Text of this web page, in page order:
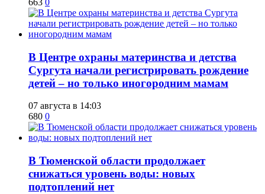
​В Центре охраны материнства и детства
Сургута начали регистрировать рождение
детей – но только иногородним мамам
07 августа в 14:03
680 0
​В Тюменской области продолжает
снижаться уровень воды: новых
подтоплений нет